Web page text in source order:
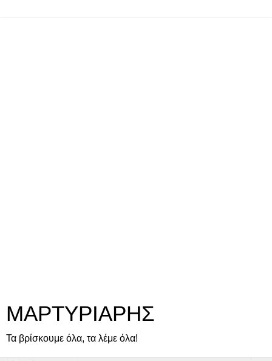
ΜΑΡΤΥΡΙΑΡΗΣ
Τα βρίσκουμε όλα, τα λέμε όλα!